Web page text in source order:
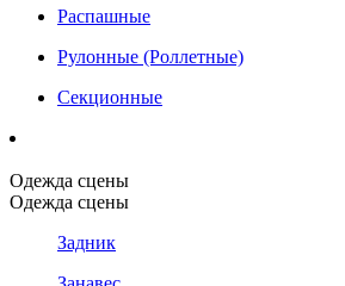
Распашные
Рулонные (Роллетные)
Секционные
Одежда сцены
Одежда сцены
Задник